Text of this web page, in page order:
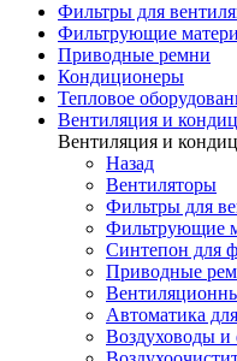
Фильтры для
Фильтрующие
Приводные ремни
Кондиционеры
Тепловое
Вентиляция и
Вентиляция и
Назад
Вентиляторы
Фильтры для
Фильтрующие
Синтепон для
Приводные
Автоматика
Воздуховоды